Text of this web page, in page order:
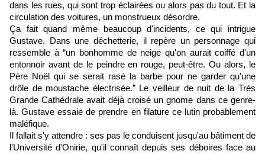
dans les rues, qui sont trop éclairées ou alors pas du tout. Et la
circulation des voitures, un monstrueux désordre.
Ça fait quand même beaucoup d'incidents, ce qui intrigue
Gustave. Dans une déchetterie, il repère un personnage qui
ressemble à “un bonhomme de neige qu'on aurait coiffé d'un
entonnoir avant de le peindre en rouge, peut-être. Ou alors, le
Père Noël qui se serait rasé la barbe pour ne garder qu'une
drôle de moustache électrisée.” Le veilleur de nuit de la Très
Grande Cathédrale avait déjà croisé un gnome dans ce genre-
là. Gustave essaie de prendre en filature ce lutin probablement
maléfique.
Il fallait s'y attendre : ses pas le conduisent jusqu'au bâtiment de
l'Université d'Onirie, qu'il connaît depuis ses déboires face au